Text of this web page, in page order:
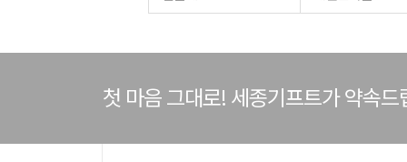
첫 마음 그대로! 세종기프트가 약속드